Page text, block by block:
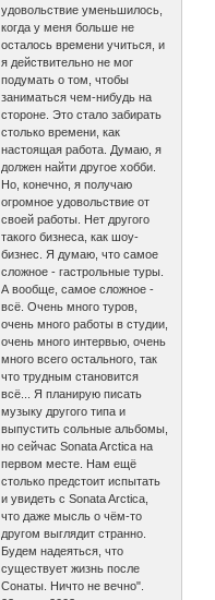
удовольствие уменьшилось,
когда у меня больше не
осталось времени учиться, и
я действительно не мог
подумать о том, чтобы
заниматься чем-нибудь на
стороне. Это стало забирать
столько времени, как
настоящая работа. Думаю, я
должен найти другое хобби.
Но, конечно, я получаю
огромное удовольствие от
своей работы. Нет другого
такого бизнеса, как шоу-
бизнес. Я думаю, что самое
сложное - гастрольные туры.
А вообще, самое сложное -
всё. Очень много туров,
очень много работы в студии,
очень много интервью, очень
много всего остального, так
что трудным становится
всё... Я планирую писать
музыку другого типа и
выпустить сольные альбомы,
но сейчас Sonata Arctica на
первом месте. Нам ещё
столько предстоит испытать
и увидеть с Sonata Arctica,
что даже мысль о чём-то
другом выглядит странно.
Будем надеяться, что
существует жизнь после
Сонаты. Ничто не вечно".